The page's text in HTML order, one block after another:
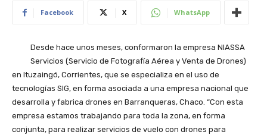
Facebook X WhatsApp
Desde hace unos meses, conformaron la empresa NIASSA
Servicios (Servicio de Fotografía Aérea y Venta de Drones)
en Ituzaingó, Corrientes, que se especializa en el uso de
tecnologías SIG, en forma asociada a una empresa nacional que
desarrolla y fabrica drones en Barranqueras, Chaco. “Con esta
empresa estamos trabajando para toda la zona, en forma
conjunta, para realizar servicios de vuelo con drones para